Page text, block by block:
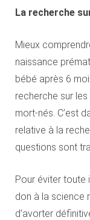
La recherche
Mieux
naissance
bébé après 6
recherche sur
mort-nés. C’est
relative à la
questions sont
Pour éviter toute
don à la science
d’avorter